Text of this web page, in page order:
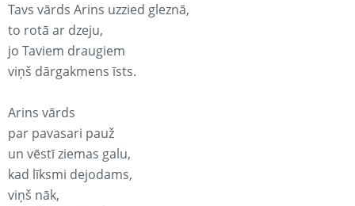
Tavs vārds Arins uzzied gleznā,
to rotā ar dzeju,
jo Taviem draugiem
viņš dārgakmens īsts.
Arins vārds
par pavasari pauž
un vēstī ziemas galu,
kad līksmi dejodams,
viņš nāk,